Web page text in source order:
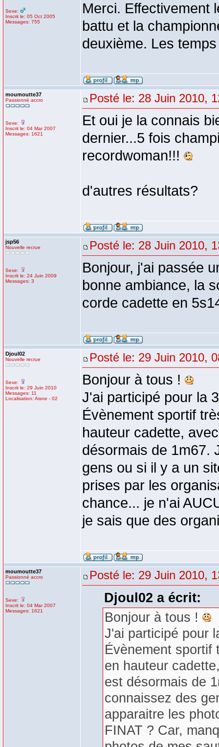
Sexe:
Inscrit le: 05 Oct 2005
Messages: 755
Merci. Effectivement
battu et la
deuxième. Les
moumoutte37
Passionné accro
Sexe:
Inscrit le: 04 Mar 2007
Messages: 1621
Posté le: 28 Juin 2010,
Et oui je la connais
dernier...5 fois
recordwoman!!!
d'autres résultats?
jsp56
Nouvelle recrue
Sexe:
Inscrit le: 24 Juin 2009
Messages: 3
Posté le: 28 Juin 2010,
Bonjour, j'ai passée
bonne ambiance, la
corde cadette en
Djoul02
Nouvelle recrue
Sexe:
Inscrit le: 29 Juin 2010
Messages: 11
Localisation: Aisne - 02
Posté le: 29 Juin 2010,
Bonjour à tous !
J'ai participé pour la
Évènement sportif
hauteur cadette,
désormais de 1m67.
gens ou si il y a un
prises par les
chance... je n'ai
je sais que des
moumoutte37
Passionné accro
Sexe:
Inscrit le: 04 Mar 2007
Messages: 1621
Posté le: 29 Juin 2010,
Djoul02 a écrit:
Bonjour à tous !
J'ai participé pour
Évènement
en hauteur
est désormais de
connaissez des
apparaitre les
FINAT ? Car,